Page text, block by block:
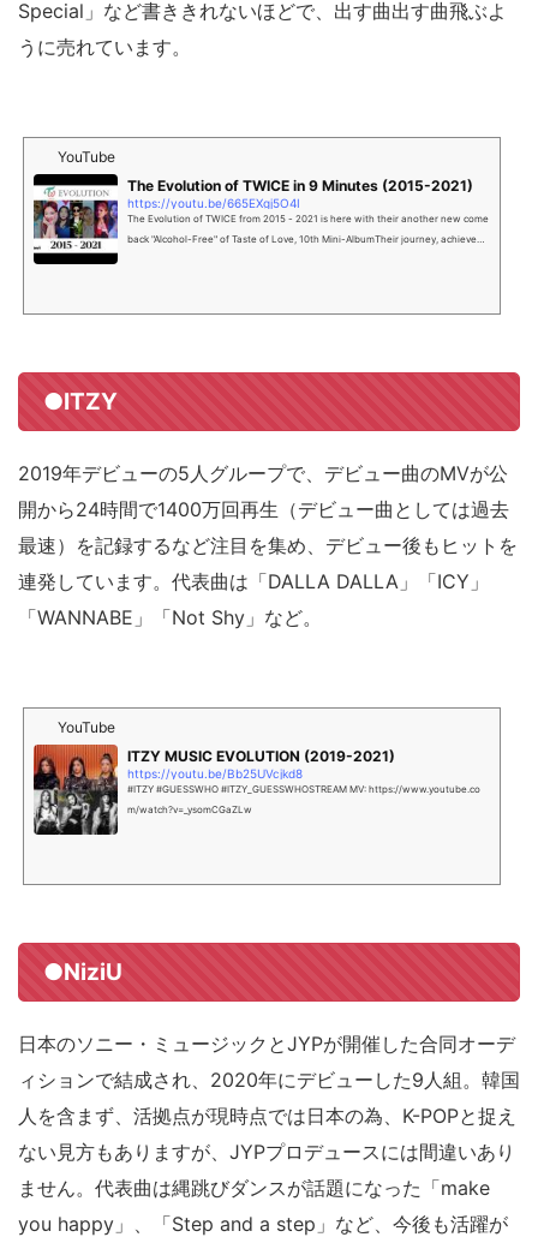
Special」など書ききれないほどで、出す曲出す曲飛ぶよ
うに売れています。
YouTube
The Evolution of TWICE in 9 Minutes (2015-2021)
https://youtu.be/665EXgj5O4I
The Evolution of TWICE from 2015 - 2021 is here with their another new come
back "Alcohol-Free" of Taste of Love, 10th Mini-AlbumTheir journey, achievem
●ITZY
2019年デビューの5人グループで、デビュー曲のMVが公
開から24時間で1400万回再生（デビュー曲としては過去
最速）を記録するなど注目を集め、デビュー後もヒットを
連発しています。代表曲は「DALLA DALLA」「ICY」
「WANNABE」「Not Shy」など。
YouTube
ITZY MUSIC EVOLUTION (2019-2021)
https://youtu.be/Bb25UVcjkd8
#ITZY #GUESSWHO #ITZY_GUESSWHOSTREAM MV: https://www.youtube.co
m/watch?v=_ysomCGaZLw
●NiziU
日本のソニー・ミュージックとJYPが開催した合同オーデ
ィションで結成され、2020年にデビューした9人組。韓国
人を含まず、活拠点が現時点では日本の為、K-POPと捉え
ない見方もありますが、JYPプロデュースには間違いあり
ません。代表曲は縄跳びダンスが話題になった「make
you happy」、「Step and a step」など、今後も活躍が